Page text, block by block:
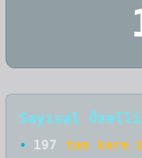
Sayısal
• 197 tam kare